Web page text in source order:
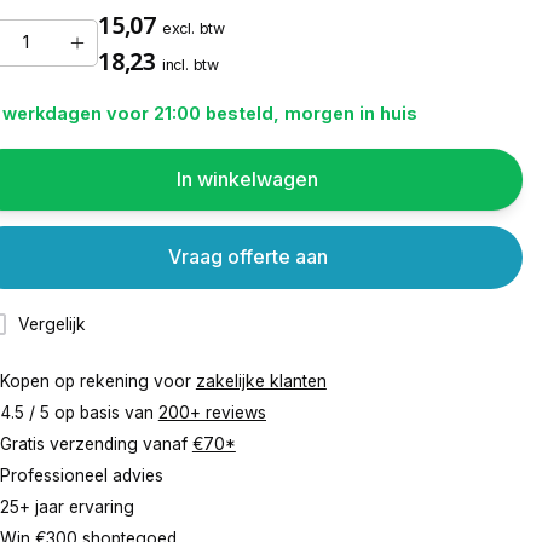
15,07 excl. btw
18,23 incl. btw
werkdagen voor 21:00 besteld, morgen in huis
In winkelwagen
Vergelijk
Vraag offerte aan
Kopen op rekening voor zakelijke klanten
4.5 / 5 op basis van 200+ reviews
Gratis verzending vanaf €70*
Professioneel advies
25+ jaar ervaring